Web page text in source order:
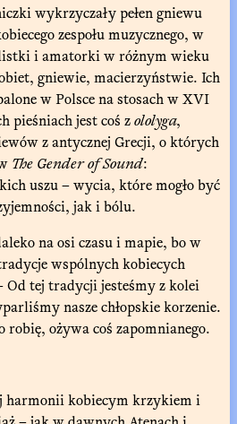
wykrzyczały pełen gniewu
zespołu muzycznego, w
i amatorki w różnym wieku
gniewie, macierzyństwie. Ich
w Polsce na stosach w XVI
pieśniach jest coś zololyga,
z antycznej Grecji, o których
The Gender of Sound:
uszu – wycia, które mogło być
jak i bólu.
na osi czasu i mapie, bo w
wspólnych kobiecych
tej tradycji jesteśmy z kolei
nasze chłopskie korzenie.
robię, ożywa coś zapomnianego.
harmonii kobiecym krzykiem i